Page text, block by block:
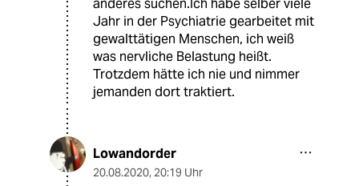
anderes suchen.Ich habe selber viele
Jahr in der Psychiatrie gearbeitet mit
gewalttätigen Menschen, ich weiß
was nervliche Belastung heißt.
Trotzdem hätte ich nie und nimmer
jemanden dort traktiert.
Lowandorder
20.08.2020, 20:19 Uhr